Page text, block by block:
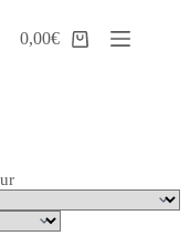
Panier
0,00€